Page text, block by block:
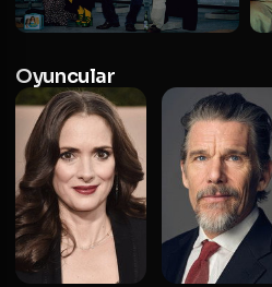
Oyuncular